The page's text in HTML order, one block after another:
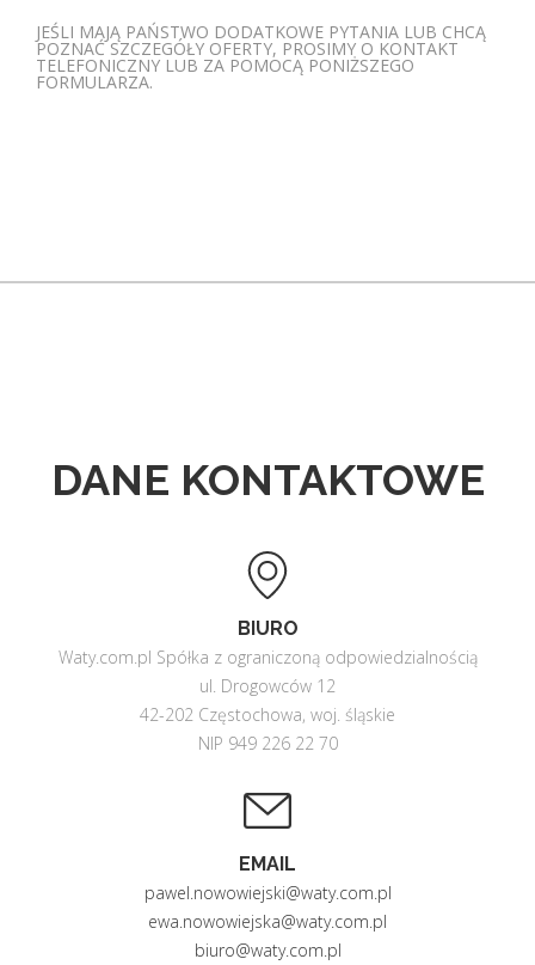
JEŚLI MAJĄ PAŃSTWO DODATKOWE PYTANIA LUB CHCĄ
POZNAĆ SZCZEGÓŁY OFERTY, PROSIMY O KONTAKT
TELEFONICZNY LUB ZA POMOCĄ PONIŻSZEGO
FORMULARZA.
DANE KONTAKTOWE
BIURO
Waty.com.pl Spółka z ograniczoną odpowiedzialnością
ul. Drogowców 12
42-202 Częstochowa, woj. śląskie
NIP 949 226 22 70
EMAIL
pawel.nowowiejski@waty.com.pl
ewa.nowowiejska@waty.com.pl
biuro@waty.com.pl